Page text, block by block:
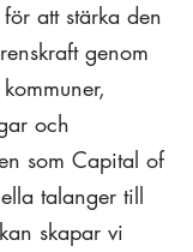
att stärka den
genom
och
som Capital of
talanger till
skapar vi